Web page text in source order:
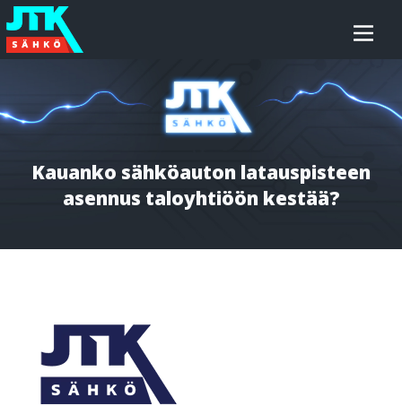
Siirry
sisältöön
JTK-
Sähkö
Oy
Kauanko sähköauton latauspisteen
asennus taloyhtiöön kestää?